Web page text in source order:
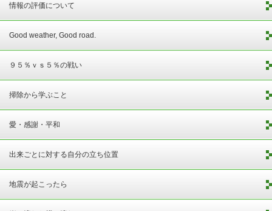
情報の評価について
Good weather, Good road.
９５％ｖｓ５％の戦い
掃除から学ぶこと
愛・感謝・平和
出来ごとに対する自分の立ち位置
地震が起こったら